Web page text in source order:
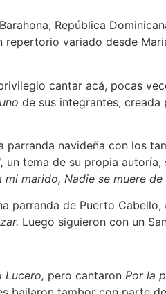
República
repertorio variado desde
cantar acá, pocas
uno de sus integrantes, creada
parranda navideña con los
un tema de su propia autoría,
mi marido, Nadie se muere de
parranda de Puerto Cabello,
Luego siguieron con un
Lucero, pero cantaron Por la